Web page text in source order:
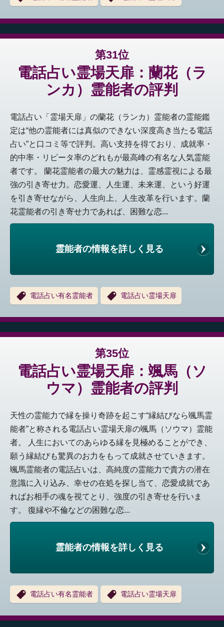
第31位
電話占い霊場天扉：蘭花（ラ
ンカ）霊能者の評判
電話占い「霊場天扉」の蘭花（ランカ）霊能者の霊能鑑
定は“他の霊能者には真似のできない深度高き当たる電話
占い”と口コミ等で評判。高い支持を得ており、成就率・
的中率・リピータ率のどれもが最高峰の有名な人気霊能
者です。 蘭花霊能者の最大の魅力は、霊感霊視による最
強の引き寄せ力。恋愛運、人生運、未来運、という好運
を引き寄せながら、人生向上、人生改革を行います。蘭
花霊能者の引き寄せ力であれば、困難な恋...
霊能者の情報を詳しく見る
電話占い有名霊能者 電話占い霊場天扉
第35位
電話占い霊場天扉：颯馬（ソ
ウマ）霊能者の評判
天性の霊能力で縁を操り奇跡を起こす“縁結びなら颯馬霊
能者”と称される電話占い霊場天扉の颯馬（ソウマ）霊能
者。 人生においてのあらゆる縁を見極めることができ、
願う縁結びも驚異のお力をもって成就させていきます。
颯馬霊能者の電話占いは、高純度の霊能力で貴方の潜在
意識に入り込み、幸せの在処を探し当て、恋愛成就であ
ればお相手の魂を視てとり、強度の引き寄せを行いま
す。 復縁や不倫などの困難な恋...
霊能者の情報を詳しく見る
電話占い有名霊能者 電話占い霊場天扉